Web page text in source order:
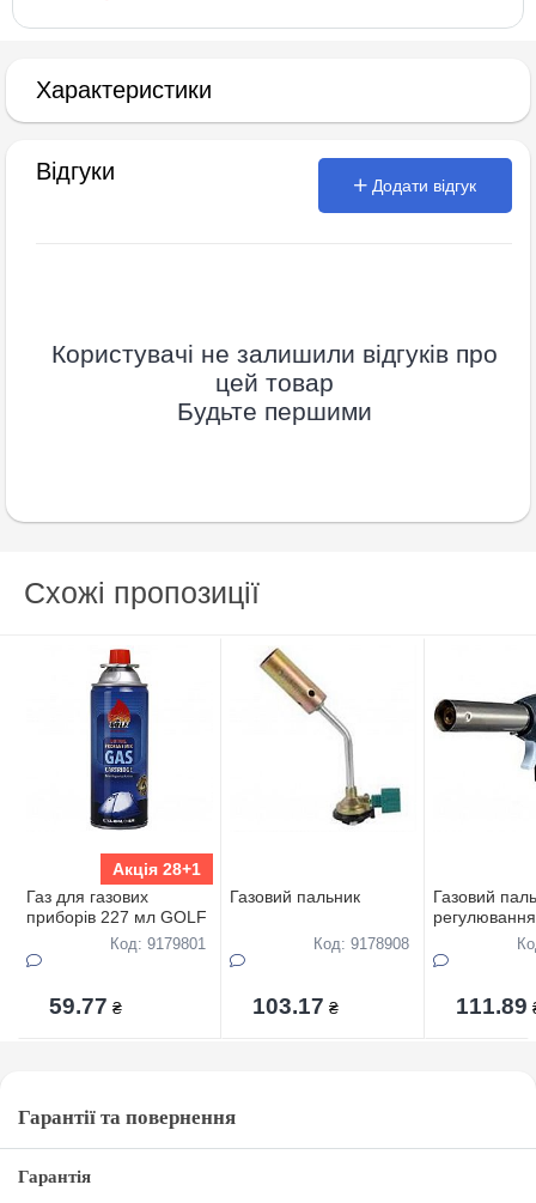
Характеристики
Відгуки
Додати відгук
Користувачі не залишили відгуків про
цей товар
Будьте першими
Схожі пропозиції
Акція 28+1
Газ для газових
приборів 227 мл GOLF
Код: 9179801
59.77 ₴
Газовий пальник
Код: 9178908
103.17 ₴
Газовий
111.89
Гарантії та повернення
Гарантія